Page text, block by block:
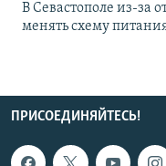
В Севастополе из-за
менять схему
ПРИСОЕДИНЯЙТЕСЬ!